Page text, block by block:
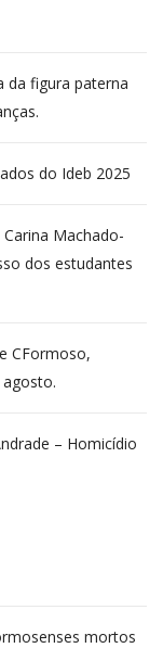
da figura paterna
do Ideb 2025
Machado-
dos estudantes
CFormoso,
– Homicídio
mortos